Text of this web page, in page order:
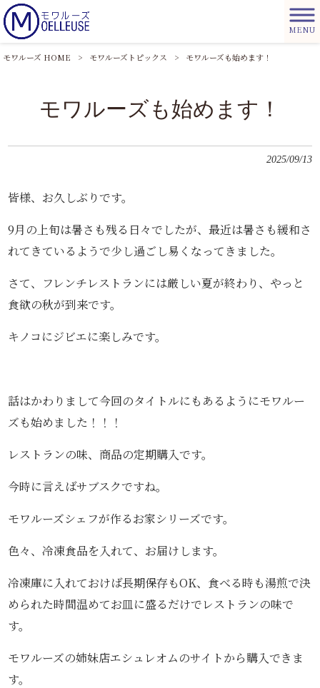
MENU
モワルーズ HOME > モワルーズトピックス > モワルーズも始めます！
モワルーズも始めます！
2025/09/13
皆様、お久しぶりです。
9月の上旬は暑さも残る日々でしたが、最近は暑さも緩和さ
れてきているようで少し過ごし易くなってきました。
さて、フレンチレストランには厳しい夏が終わり、やっと
食欲の秋が到来です。
キノコにジビエに楽しみです。
話はかわりまして今回のタイトルにもあるようにモワルー
ズも始めました！！！
レストランの味、商品の定期購入です。
今時に言えばサブスクですね。
モワルーズシェフが作るお家シリーズです。
色々、冷凍食品を入れて、お届けします。
冷凍庫に入れておけば長期保存もOK、食べる時も湯煎で決
められた時間温めてお皿に盛るだけでレストランの味で
す。
モワルーズの姉妹店エシュレオムのサイトから購入できま
す。